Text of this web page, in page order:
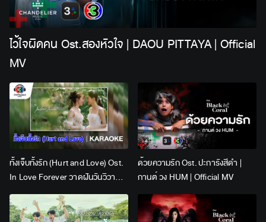
ไว้ใจผิดคน Ost.สองหัวใจ | DAOU PITTAYA | Official
MV
ทั้งเจ็บทั้งรัก (Hurt and Love) Ost.
In Love Forever วาดฝันวันวิวาห์ |
Lingling Kwong x Orm
Kornnaphat | Official Karaoke
ด้วยความรัก Ost. ปะการังสีดำ |
กานต์ วง HUM | Official MV